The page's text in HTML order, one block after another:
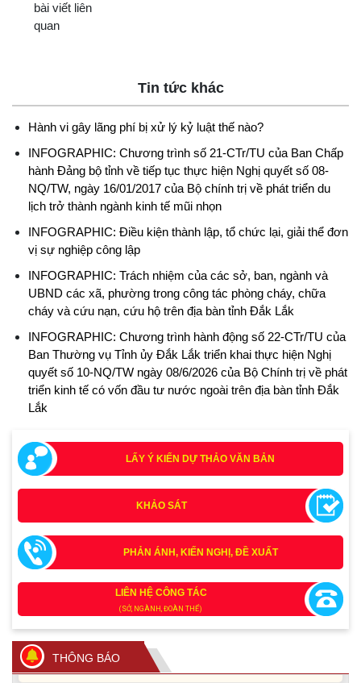
bài viết liên
quan
Tin tức khác
Hành vi gây lãng phí bị xử lý kỷ luật thế nào?
INFOGRAPHIC: Chương trình số 21-CTr/TU của Ban Chấp
hành Đảng bộ tỉnh về tiếp tục thực hiện Nghị quyết số 08-
NQ/TW, ngày 16/01/2017 của Bộ chính trị về phát triển du
lịch trở thành ngành kinh tế mũi nhọn
INFOGRAPHIC: Điều kiện thành lập, tổ chức lại, giải thể đơn
vị sự nghiệp công lập
INFOGRAPHIC: Trách nhiệm của các sở, ban, ngành và
UBND các xã, phường trong công tác phòng cháy, chữa
cháy và cứu nạn, cứu hộ trên địa bàn tỉnh Đắk Lắk
INFOGRAPHIC: Chương trình hành động số 22-CTr/TU của
Ban Thường vụ Tỉnh ủy Đắk Lắk triển khai thực hiện Nghị
quyết số 10-NQ/TW ngày 08/6/2026 của Bộ Chính trị về phát
triển kinh tế có vốn đầu tư nước ngoài trên địa bàn tỉnh Đắk
Lắk
LẤY Ý KIẾN DỰ THẢO VĂN BẢN
KHẢO SÁT
PHẢN ÁNH, KIẾN NGHỊ, ĐỀ XUẤT
LIÊN HỆ CÔNG TÁC
(SỞ, NGÀNH, ĐOÀN THỂ)
THÔNG BÁO
Tích cực tham gia góp ý, tuyên truyền dự thảo Bộ luật Hình
sự (sửa đổi) và Luật Tổ chức cơ quan điều tra (sửa đổi)
(24/07/2026)
Quy định xử phạt vi phạm vi định giao thông đường bộ
theo Nghị định 168
(13/11/2025)